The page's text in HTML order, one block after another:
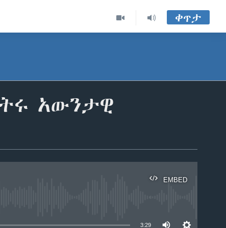
ቀጥታ
አውንታዊ
EMBED
3:29